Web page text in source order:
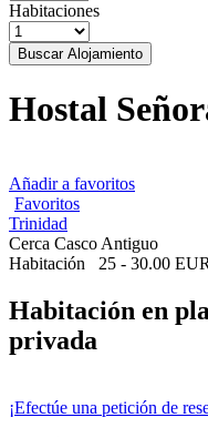
Habitaciones
Buscar Alojamiento
Hostal
Añadir a favoritos
Favoritos
Trinidad
Cerca Casco Antiguo
Habitación
25 - 30.00 EUR
Habitación en
privada
¡Efectúe una petición de